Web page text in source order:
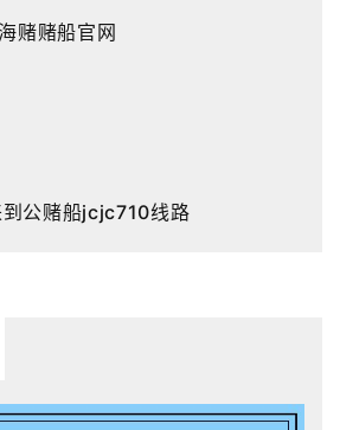
赌赌船官网
公赌船jcjc710线路